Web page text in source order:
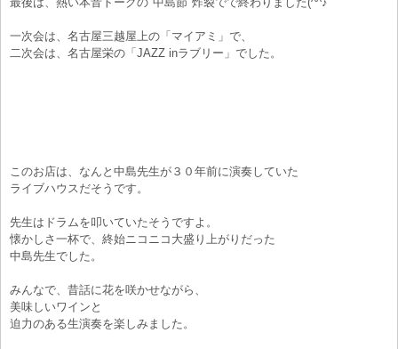
一次会は、名古屋三越屋上の「マイアミ」で、
二次会は、名古屋栄の「JAZZ inラブリー」でした。
このお店は、なんと中島先生が３０年前に演奏していた
ライブハウスだそうです。
先生はドラムを叩いていたそうですよ。
懐かしさ一杯で、終始ニコニコ大盛り上がりだった
中島先生でした。
みんなで、昔話に花を咲かせながら、
美味しいワインと
迫力のある生演奏を楽しみました。